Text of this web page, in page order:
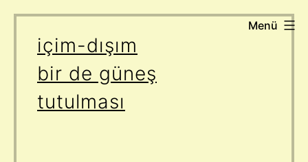
geç
içim-dışım
bir de güneş
tutulması
Menü